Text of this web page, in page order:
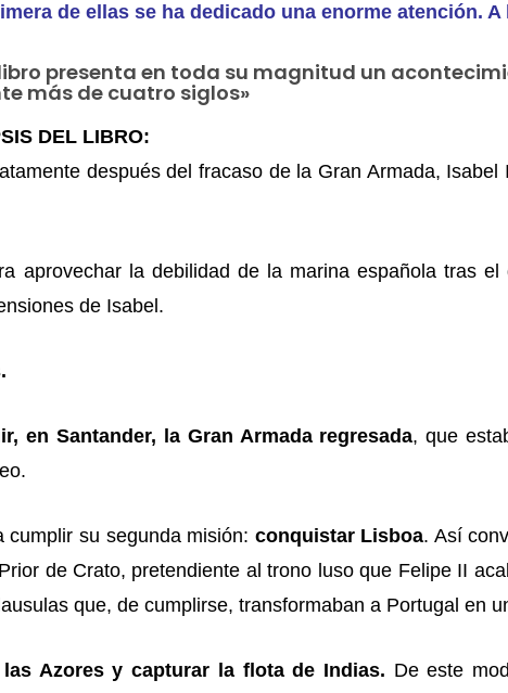
de ellas se ha dedicado una enorme atención.
libro presenta en toda su magnitud un
más de cuatro siglos»
DEL LIBRO:
después del fracaso de la Gran Armada,
aprovechar la debilidad de la marina española tras
de Isabel.
en Santander, la Gran Armada regresada, que
su segunda misión: conquistar Lisboa. Así
de Crato, pretendiente al trono luso que Felipe II
que, de cumplirse, transformaban a Portugal en
Azores y capturar la flota de Indias. De este